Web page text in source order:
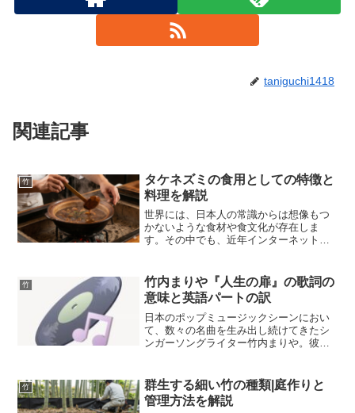
taniguchi1418
関連記事
竹
タケネズミの食用としての特徴と
料理を解説
世界には、日本人の常識からは想像もつ
かないような食材や食文化が存在しま
す。その中でも、近年インターネット動
線を注がれている食材があります。それ
が「タケネズミ」です。ネズ...
竹
竹内まりや『人生の扉』の歌詞の
意味と英語パートの訳
日本のポップミュージックシーンにおい
て、数々の名曲を生み出し続けてきたシ
ンガーソングライター竹内まりや。彼女
も、幅広い世代の心に深く響き続けるス
タンダードナンバーとし...
竹
群生する細い竹の種類|庭作りと
管理方法を解説